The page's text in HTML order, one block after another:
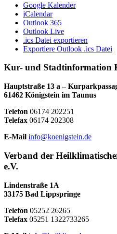
Google Kalender
iCalendar
Outlook 365
Outlook Live
.ics Datei exportieren
Exportiere Outlook .ics Datei
Kur- und Stadtinformation
Hauptstraße 13 a –
61462 Königstein im Taunus
Telefon 06174 202251
Telefax 06174 202308
E-Mail info@koenigstein.de
Verband der
e.V.
Lindenstraße 1A
33175 Bad Lippspringe
Telefon 05252 26265
Telefax 05251 1322733265